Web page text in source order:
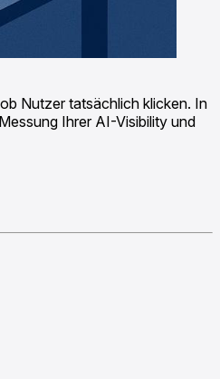
Nutzer tatsächlich klicken. In
Ihrer AI-Visibility und